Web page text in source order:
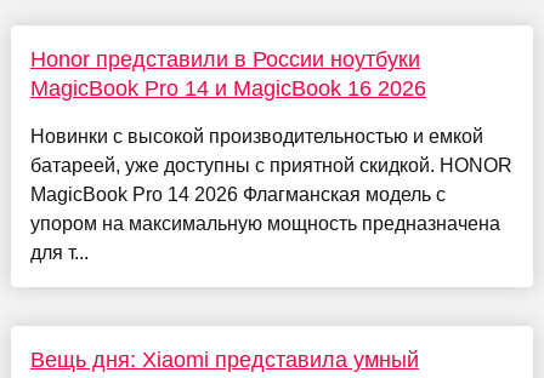
Honor представили в России ноутбуки
MagicBook Pro 14 и MagicBook 16 2026
Новинки с высокой производительностью и емкой
батареей, уже доступны с приятной скидкой. HONOR
MagicBook Pro 14 2026 Флагманская модель с
упором на максимальную мощность предназначена
для т...
Вещь дня: Xiaomi представила умный